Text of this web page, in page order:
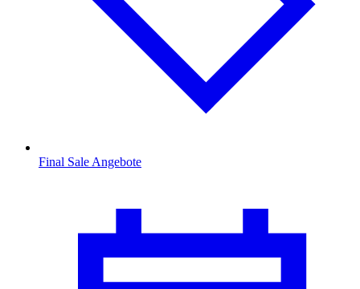
Final Sale Angebote